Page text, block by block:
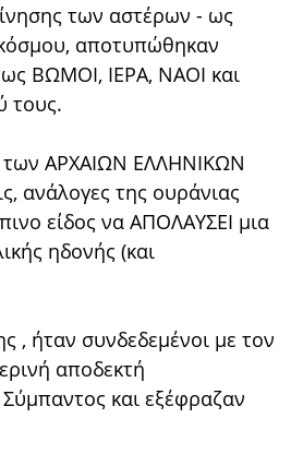
των αστέρων - ως
αποτυπώθηκαν
ΒΩΜΟΙ, ΙΕΡΑ, ΝΑΟΙ και
τους.
ΑΡΧΑΙΩΝ ΕΛΛΗΝΙΚΩΝ
ανάλογες της ουράνιας
είδος να ΑΠΟΛΑΥΣΕΙ μια
ηδονής (και
, ήταν συνδεδεμένοι με τον
αποδεκτή
και εξέφραζαν